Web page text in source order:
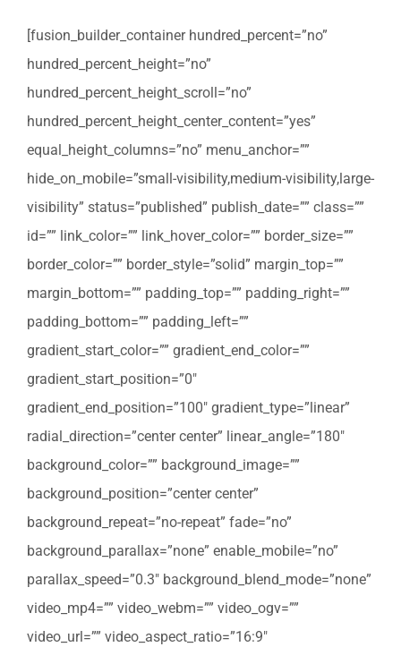
[fusion_builder_container hundred_percent=”no”
hundred_percent_height=”no”
hundred_percent_height_scroll=”no”
hundred_percent_height_center_content=”yes”
equal_height_columns=”no” menu_anchor=””
hide_on_mobile=”small-visibility,medium-visibility,large-
visibility” status=”published” publish_date=”” class=””
id=”” link_color=”” link_hover_color=”” border_size=””
border_color=”” border_style=”solid” margin_top=””
margin_bottom=”” padding_top=”” padding_right=””
padding_bottom=”” padding_left=””
gradient_start_color=”” gradient_end_color=””
gradient_start_position=”0″
gradient_end_position=”100″ gradient_type=”linear”
radial_direction=”center center” linear_angle=”180″
background_color=”” background_image=””
background_position=”center center”
background_repeat=”no-repeat” fade=”no”
background_parallax=”none” enable_mobile=”no”
parallax_speed=”0.3″ background_blend_mode=”none”
video_mp4=”” video_webm=”” video_ogv=””
video_url=”” video_aspect_ratio=”16:9″